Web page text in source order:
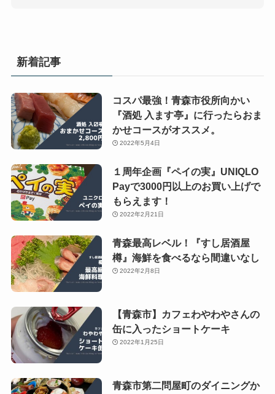
新着記事
コスパ最強！青森市役所向かい
『酒処 入ます亭』に行ったらおま
かせコースがオススメ。
2022年5月4日
１周年企画『ペイの実』UNIQLO
Payで3000円以上のお買い上げで
もらえます！
2022年2月21日
青森最高レベル！『すし居酒屋
樽』海鮮を食べるなら間違いなし
2022年2月8日
【青森市】カフェわやわやさんの
缶に入ったショートケーキ
2022年1月25日
青森市第二問屋町のダイニングか